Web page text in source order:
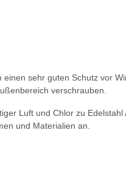
sehr guten Schutz vor
verschrauben.
Luft und Chlor zu
und Materialien an.